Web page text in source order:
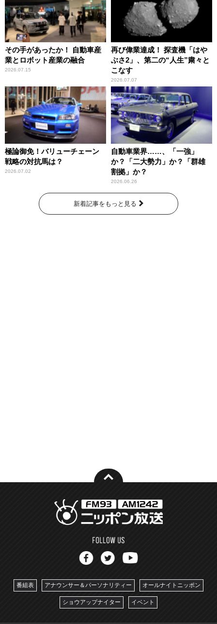
その手があったか！ 自動車産
業とロボット産業の融合
2026.07.15
再び偉業達成！ 探査機「はや
ぶさ2」、第二の“人生”粛々と
こなす
2026.07.07
極論御免！バリューチェーン
戦略の対抗馬は？
2026.07.02
自動車業界……、「一強」
か？「二大勢力」か？「群雄
割拠」か？
2026.06.26
新着記事をもっと見る
番組表 アナウンサー＆パーソナリティー オールナイトニッポン
ショウアップナイター イベント